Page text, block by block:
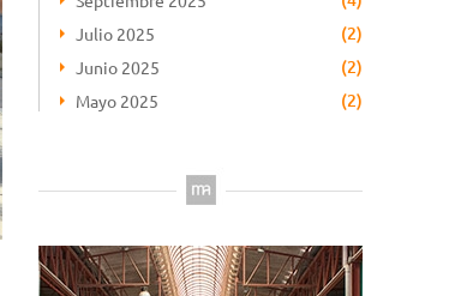
Julio 2025 (2)
Junio 2025 (2)
Mayo 2025 (2)